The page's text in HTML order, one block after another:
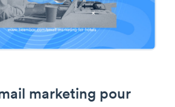
marketing pour